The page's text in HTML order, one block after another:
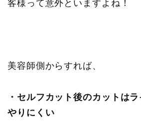
客様って意外といますよね！
美容師側からすれば、
・セルフカット後のカットは
やりにくい